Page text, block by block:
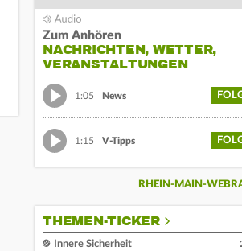
Zum Anhören
NACHRICHTEN, WETTER,
VERANSTALTUNGEN
1:05 News
1:15 V-Tipps
RHEIN-MAIN-
THEMEN-TICKER
Innere Sicherheit